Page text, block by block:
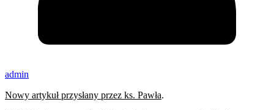
admin
Nowy artykuł przysłany przez ks. Pawła.